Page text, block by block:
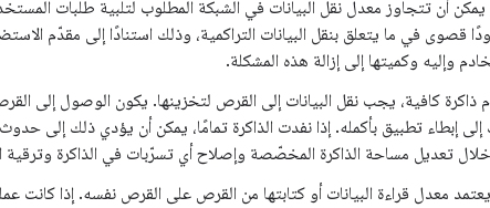
يمكن أن تتجاوز معدل نقل البيانات في الشبكة المطلوب لتلبية طلبات
قصوى في ما يتعلق بنقل البيانات التراكمية، وذلك استنادًا إلى مقدّم
وإليه وكميتها إلى إزالة هذه المشكلة.
ذاكرة كافية، يجب نقل البيانات إلى القرص لتخزينها. يكون الوصول إلى
إبطاء تطبيق بأكمله. إذا نفدت الذاكرة تمامًا، يمكن أن يؤدي ذلك إلى
تعديل مساحة الذاكرة المخصّصة وإصلاح أي تسرّبات في الذاكرة وترقية
معدل قراءة البيانات أو كتابتها من القرص على القرص نفسه. إذا كانت